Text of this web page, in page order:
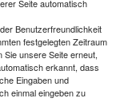
Seite automatisch
Benutzerfreundlichkeit
festgelegten Zeitraum
unsere Seite erneut,
erkannt, dass
Eingaben und
einmal eingeben zu